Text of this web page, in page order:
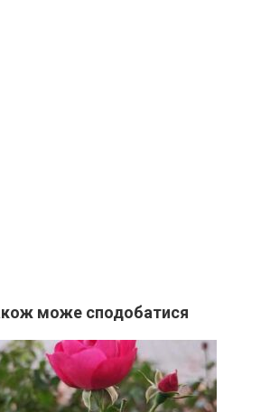
може сподобатися